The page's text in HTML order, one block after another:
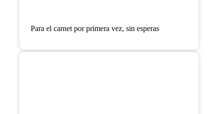
Para el carnet por primera vez, sin esperas